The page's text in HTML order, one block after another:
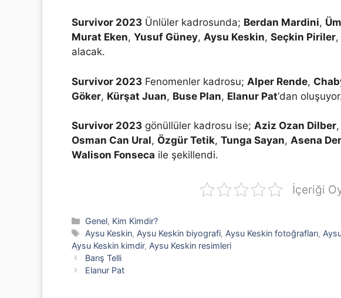
Survivor 2023 Ünlüler kadrosunda; Berdan Mardini,
Murat Eken, Yusuf Güney, Aysu Keskin, Seçkin Piriler,
alacak.
Survivor 2023 Fenomenler kadrosu; Alper Rende,
Göker, Kürşat Juan, Buse Plan, Elanur Pat‘dan
Survivor 2023 gönüllüler kadrosu ise; Aziz Ozan Dilber,
Osman Can Ural, Özgür Tetik, Tunga Sayan, Asena
Walison Fonseca ile şekillendi.
İçeriği
Kategoriler
Genel, Kim Kimdir?
Etiketler
Aysu Keskin, Aysu Keskin biyografi, Aysu Keskin fotoğrafları,
Aysu Keskin kimdir, Aysu Keskin resimleri
Barış Telli
Elanur Pat